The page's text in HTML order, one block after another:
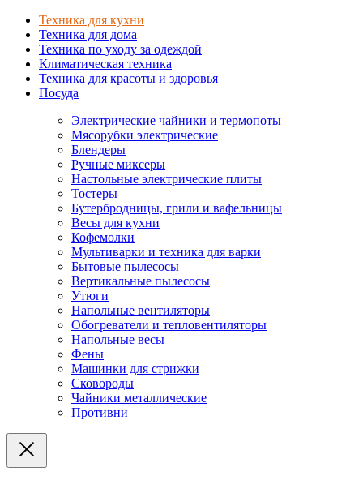
Техника для кухни
Техника для дома
Техника по уходу за одеждой
Климатическая техника
Техника для красоты и здоровья
Посуда
Электрические чайники и термопоты
Мясорубки электрические
Блендеры
Ручные миксеры
Настольные электрические плиты
Тостеры
Бутербродницы, грили и вафельницы
Весы для кухни
Кофемолки
Мультиварки и техника для варки
Бытовые пылесосы
Вертикальные пылесосы
Утюги
Напольные вентиляторы
Обогреватели и тепловентиляторы
Напольные весы
Фены
Машинки для стрижки
Сковороды
Чайники металлические
Противни